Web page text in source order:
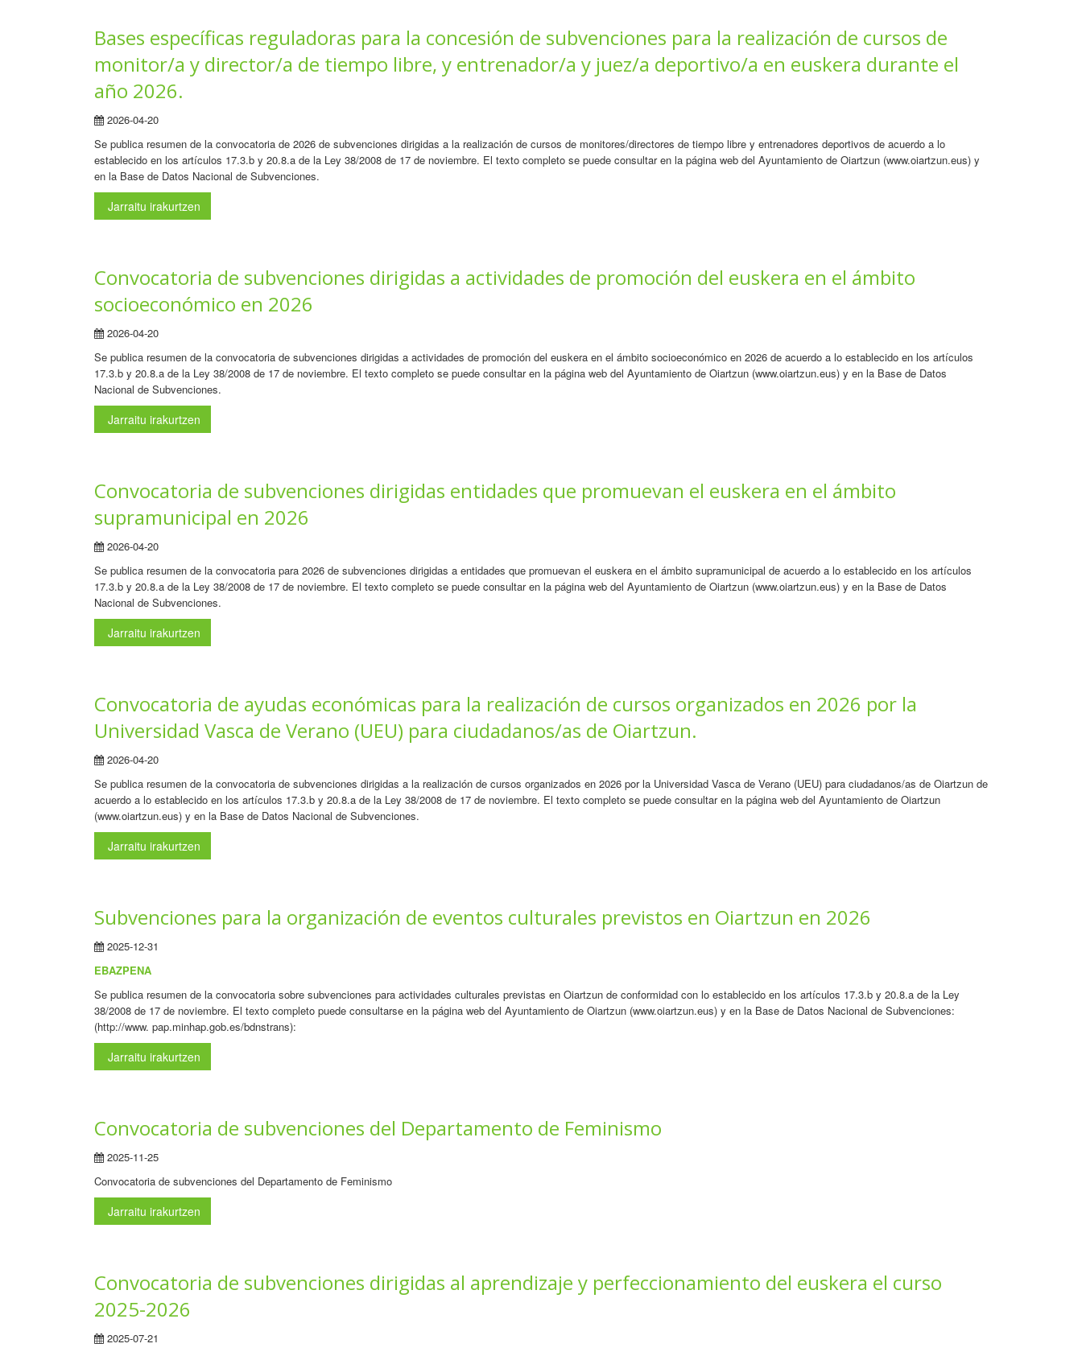
Bases específicas reguladoras para la concesión de subvenciones para la realización de cursos de
monitor/a y director/a de tiempo libre, y entrenador/a y juez/a deportivo/a en euskera durante el
año 2026.
2026-04-20
Se publica resumen de la convocatoria de 2026 de subvenciones dirigidas a la realización de cursos de monitores/directores de tiempo libre y entrenadores deportivos de acuerdo a lo
establecido en los artículos 17.3.b y 20.8.a de la Ley 38/2008 de 17 de noviembre. El texto completo se puede consultar en la página web del Ayuntamiento de Oiartzun (www.oiartzun.eus) y
en la Base de Datos Nacional de Subvenciones.
Jarraitu irakurtzen
Convocatoria de subvenciones dirigidas a actividades de promoción del euskera en el ámbito
socioeconómico en 2026
2026-04-20
Se publica resumen de la convocatoria de subvenciones dirigidas a actividades de promoción del euskera en el ámbito socioeconómico en 2026 de acuerdo a lo establecido en los artículos
17.3.b y 20.8.a de la Ley 38/2008 de 17 de noviembre. El texto completo se puede consultar en la página web del Ayuntamiento de Oiartzun (www.oiartzun.eus) y en la Base de Datos
Nacional de Subvenciones.
Jarraitu irakurtzen
Convocatoria de subvenciones dirigidas entidades que promuevan el euskera en el ámbito
supramunicipal en 2026
2026-04-20
Se publica resumen de la convocatoria para 2026 de subvenciones dirigidas a entidades que promuevan el euskera en el ámbito supramunicipal de acuerdo a lo establecido en los artículos
17.3.b y 20.8.a de la Ley 38/2008 de 17 de noviembre. El texto completo se puede consultar en la página web del Ayuntamiento de Oiartzun (www.oiartzun.eus) y en la Base de Datos
Nacional de Subvenciones.
Jarraitu irakurtzen
Convocatoria de ayudas económicas para la realización de cursos organizados en 2026 por la
Universidad Vasca de Verano (UEU) para ciudadanos/as de Oiartzun.
2026-04-20
Se publica resumen de la convocatoria de subvenciones dirigidas a la realización de cursos organizados en 2026 por la Universidad Vasca de Verano (UEU) para ciudadanos/as de Oiartzun de
acuerdo a lo establecido en los artículos 17.3.b y 20.8.a de la Ley 38/2008 de 17 de noviembre. El texto completo se puede consultar en la página web del Ayuntamiento de Oiartzun
(www.oiartzun.eus) y en la Base de Datos Nacional de Subvenciones.
Jarraitu irakurtzen
Subvenciones para la organización de eventos culturales previstos en Oiartzun en 2026
2025-12-31
EBAZPENA
Se publica resumen de la convocatoria sobre subvenciones para actividades culturales previstas en Oiartzun de conformidad con lo establecido en los artículos 17.3.b y 20.8.a de la Ley
38/2008 de 17 de noviembre. El texto completo puede consultarse en la página web del Ayuntamiento de Oiartzun (www.oiartzun.eus) y en la Base de Datos Nacional de Subvenciones:
(http://www. pap.minhap.gob.es/bdnstrans):
Jarraitu irakurtzen
Convocatoria de subvenciones del Departamento de Feminismo
2025-11-25
Convocatoria de subvenciones del Departamento de Feminismo
Jarraitu irakurtzen
Convocatoria de subvenciones dirigidas al aprendizaje y perfeccionamiento del euskera el curso
2025-2026
2025-07-21